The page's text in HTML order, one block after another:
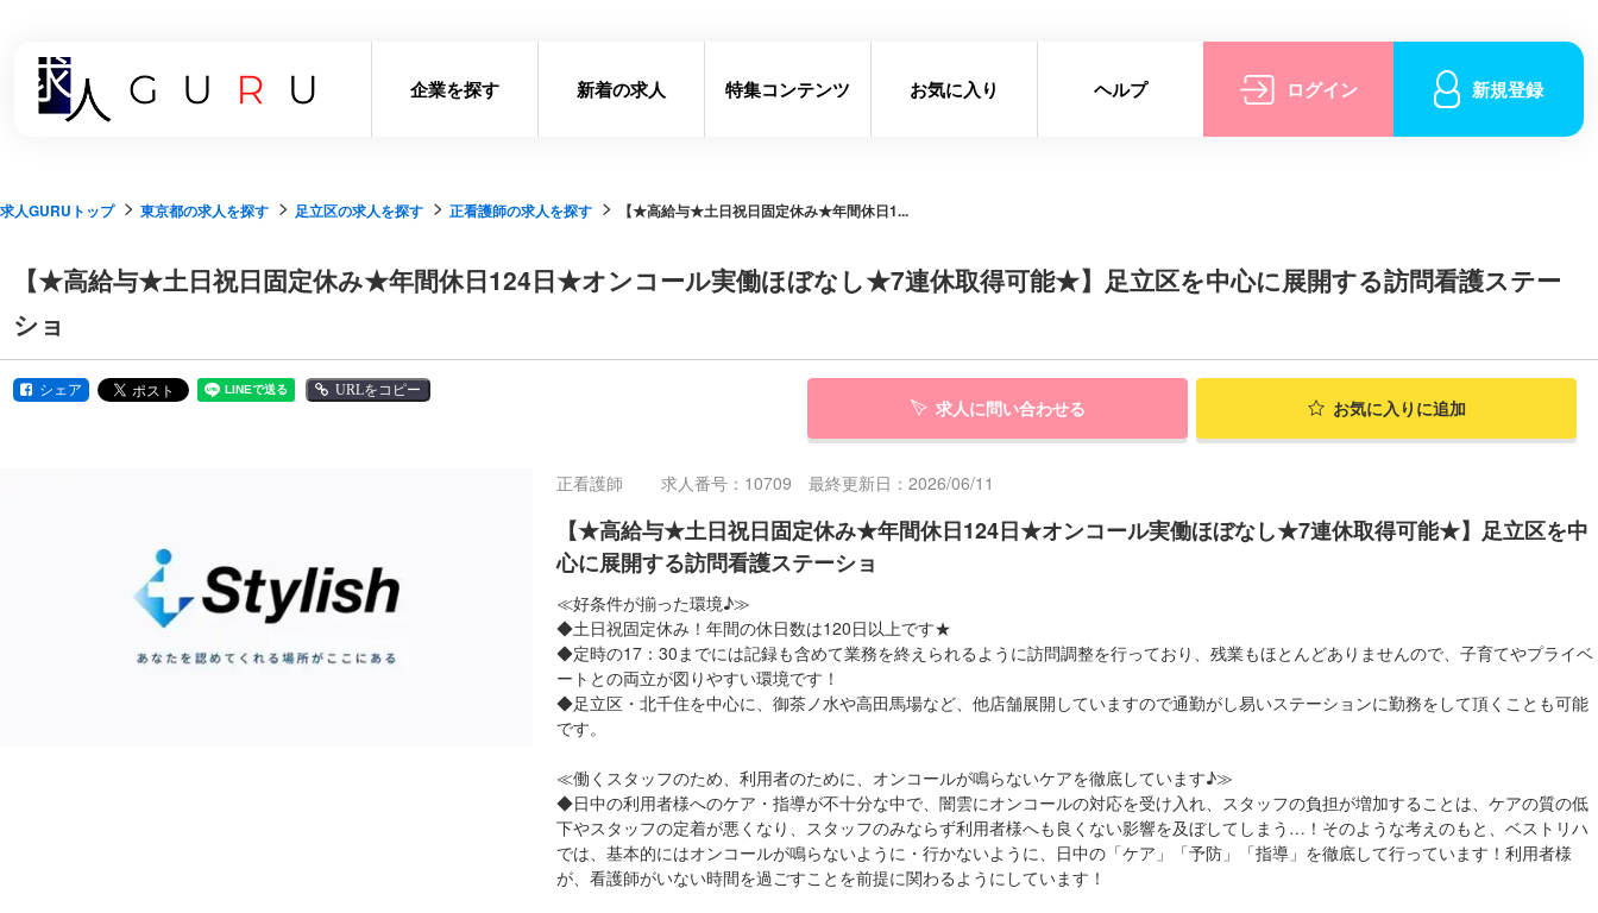
企業を探す 新着の求人 特集コンテンツ お気に入り ヘルプ ログイン 新規登録
求人GURUトップ 東京都の求人を探す 足立区の求人を探す 正看護師の求人を探す 【★高給与★土日祝日固定休み★年間休日1...
【★高給与★土日祝日固定休み★年間休日124日★オンコール実働ほぼなし★7連休取得可能★】足立区を中心に展開する訪問看護ステー
ショ
シェア URLをコピー
求人に問い合わせる お気に入りに追加
正看護師 求人番号：10709 最終更新日：2026/06/11
【★高給与★土日祝日固定休み★年間休日124日★オンコール実働ほぼなし★7連休取得可能★】足立区を中
心に展開する訪問看護ステーショ
≪好条件が揃った環境♪≫
◆土日祝固定休み！年間の休日数は120日以上です★
◆定時の17：30までには記録も含めて業務を終えられるように訪問調整を行っており、残業もほとんどありませんので、子育てやプライベ
ートとの両立が図りやすい環境です！
◆足立区・北千住を中心に、御茶ノ水や高田馬場など、他店舗展開していますので通勤がし易いステーションに勤務をして頂くことも可能
です。
≪働くスタッフのため、利用者のために、オンコールが鳴らないケアを徹底しています♪≫
◆日中の利用者様へのケア・指導が不十分な中で、闇雲にオンコールの対応を受け入れ、スタッフの負担が増加することは、ケアの質の低
下やスタッフの定着が悪くなり、スタッフのみならず利用者様へも良くない影響を及ぼしてしまう…！そのような考えのもと、ベストリハ
では、基本的にはオンコールが鳴らないように・行かないように、日中の「ケア」「予防」「指導」を徹底して行っています！利用者様
が、看護師がいない時間を過ごすことを前提に関わるようにしています！